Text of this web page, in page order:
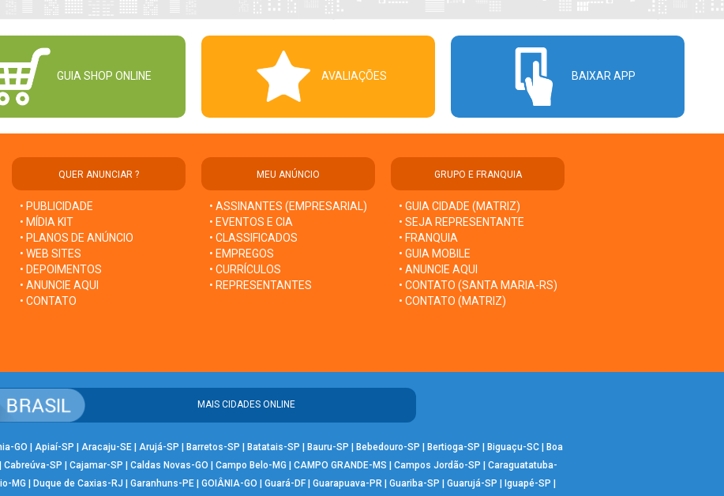
GUIA SHOP ONLINE AVALIAÇÕES BAIXAR APP
QUER ANUNCIAR ?
• PUBLICIDADE
• MÍDIA KIT
• PLANOS DE ANÚNCIO
• WEB SITES
• DEPOIMENTOS
• ANUNCIE AQUI
• CONTATO
MEU ANÚNCIO
• ASSINANTES (EMPRESARIAL)
• EVENTOS E CIA
• CLASSIFICADOS
• EMPREGOS
• CURRÍCULOS
• REPRESENTANTES
GRUPO E FRANQUIA
• GUIA CIDADE (MATRIZ)
• SEJA REPRESENTANTE
• FRANQUIA
• GUIA MOBILE
• ANUNCIE AQUI
• CONTATO (SANTA MARIA-RS)
• CONTATO (MATRIZ)
MAIS CIDADES ONLINE
GO | Apiaí-SP | Aracaju-SE| Arujá-SP | Barretos-SP | Batatais-SP | Bauru-SP | Bebedouro-SP | Bertioga-SP | Biguaçu-SC| Boa
Cabreúva-SP | Cajamar-SP | Caldas Novas-GO | Campo Belo-MG | CAMPO GRANDE-MS | Campos Jordão-SP | Caraguatatuba-
MG | Duque de Caxias-RJ | Garanhuns-PE | GOIÂNIA-GO | Guará-DF | Guarapuava-PR | Guariba-SP | Guarujá-SP | Iguapé-SP |